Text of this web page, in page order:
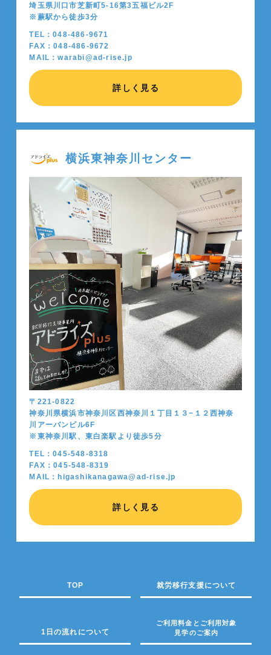
埼玉県川口市芝新町5-16第3五福ビル2F
※蕨駅から徒歩3分
TEL：048-486-9671
FAX：048-486-9672
MAIL：warabi@ad-rise.jp
詳しく見る
横浜東神奈川センター
〒221-0822
神奈川県横浜市神奈川区西神奈川１丁目１３−１２西神奈
川アーバンビル6F
※東神奈川駅、東白楽駅より徒歩5分
TEL：045-548-8318
FAX：045-548-8319
MAIL：higashikanagawa@ad-rise.jp
詳しく見る
TOP 就労移行支援について
1日の流れについて
ご利用料金とご利用対象
見学のご案内